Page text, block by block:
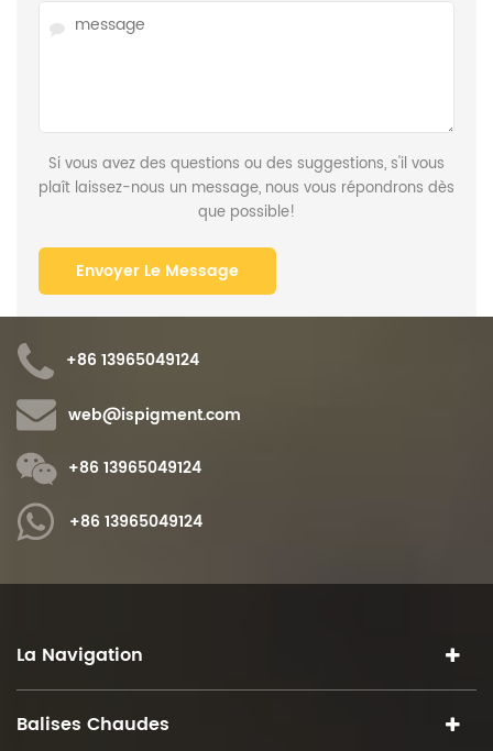
Si vous avez des questions ou des suggestions, s'il vous
plaît laissez-nous un message, nous vous répondrons dès
que possible!
+86 13965049124
web@ispigment.com
+86 13965049124
+86 13965049124
La Navigation
Balises Chaudes